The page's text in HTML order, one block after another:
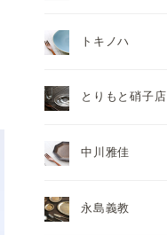
トキノハ
とりもと硝子店
中川雅佳
永島義教